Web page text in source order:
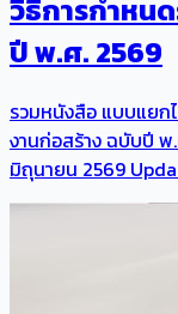
วิธีการกําหน
ปี พ.ศ. 2569
รวมหนังสือ แบบแยก
งานก่อสร้าง ฉบับปี พ
มิถุนายน 2569